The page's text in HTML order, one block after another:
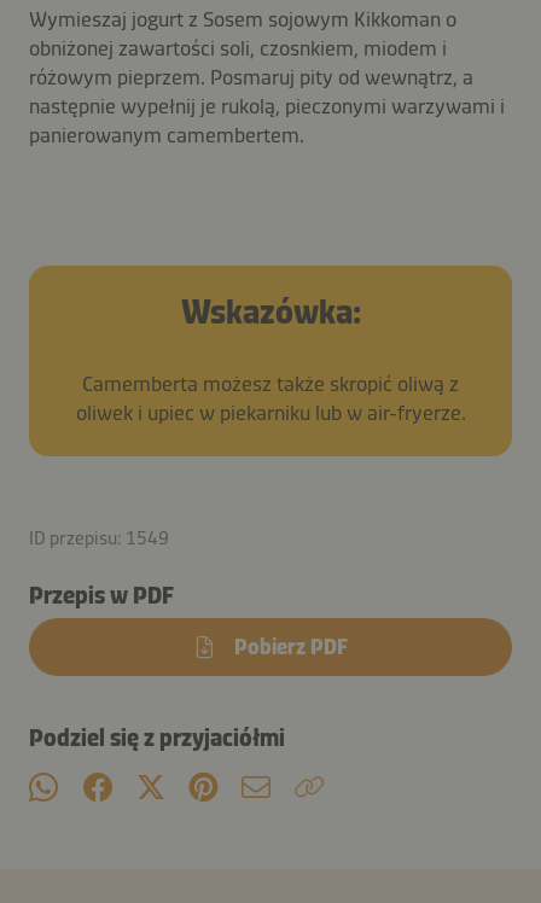
Wymieszaj jogurt z Sosem sojowym Kikkoman o
obniżonej zawartości soli, czosnkiem, miodem i
różowym pieprzem. Posmaruj pity od wewnątrz, a
następnie wypełnij je rukolą, pieczonymi warzywami i
panierowanym camembertem.
Wskazówka:
Camemberta możesz także skropić oliwą z
oliwek i upiec w piekarniku lub w air-fryerze.
ID przepisu: 1549
Przepis w PDF
Pobierz PDF
Podziel się z przyjaciółmi